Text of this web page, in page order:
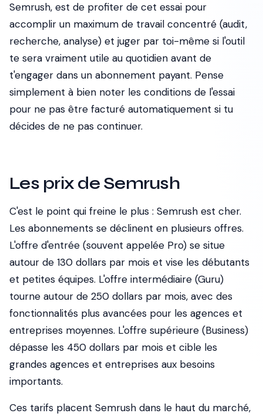
Semrush, est de profiter de cet essai pour
accomplir un maximum de travail concentré (audit,
recherche, analyse) et juger par toi-même si l'outil
te sera vraiment utile au quotidien avant de
t'engager dans un abonnement payant. Pense
simplement à bien noter les conditions de l'essai
pour ne pas être facturé automatiquement si tu
décides de ne pas continuer.
Les prix de Semrush
C'est le point qui freine le plus : Semrush est cher.
Les abonnements se déclinent en plusieurs offres.
L'offre d'entrée (souvent appelée Pro) se situe
autour de 130 dollars par mois et vise les débutants
et petites équipes. L'offre intermédiaire (Guru)
tourne autour de 250 dollars par mois, avec des
fonctionnalités plus avancées pour les agences et
entreprises moyennes. L'offre supérieure (Business)
dépasse les 450 dollars par mois et cible les
grandes agences et entreprises aux besoins
importants.
Ces tarifs placent Semrush dans le haut du marché,